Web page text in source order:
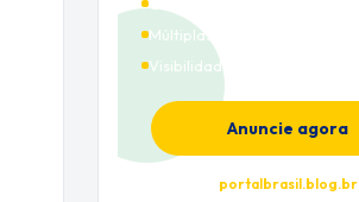
Múltiplas categorias
Visibilidade premium
Anuncie agora
portalbrasil.blog.br